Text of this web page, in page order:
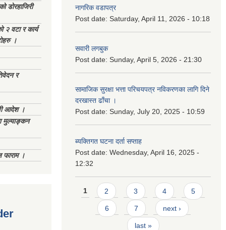
डोरहाजिरी
२ वटा र कार्य
।
र
आदेश ।
मुल्याङ्कन
फाराम ।
नागरिक वडापत्र
Post date: Saturday, April 11, 2026 - 10:18
सवारी लगबुक
Post date: Sunday, April 5, 2026 - 21:30
सामाजिक सुरक्षा भत्ता परिचयपत्र नविकरणका लागि दिने
दरखास्त ढाँचा ।
Post date: Sunday, July 20, 2025 - 10:59
ब्यक्तिगत घटना दर्ता सप्ताह
Post date: Wednesday, April 16, 2025 -
12:32
Pages
1 2 3 4 5
6 7 next ›
last »